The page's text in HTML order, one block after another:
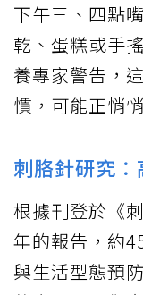
下午三、四點
乾、蛋糕或手
養專家警告，
慣，可能正悄
刺胳針研究：
根據刊登於《
年的報告，約
與生活型態預